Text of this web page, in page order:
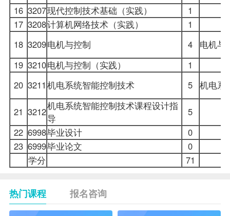
16 3207现代控制技术基础（实践）
1
17 3208计算机网络技术（实践）
1
18 3209电机与控制 4
电机与
19 3210电机与控制（实践）
1
20 3211 机电系统智能控制技术 5 机电系
21 3212机电系统智能控制技术课程设计指
导
5
22 6998毕业设计
0
23 6999毕业论文
0
学分
71
热门课程 报名咨询